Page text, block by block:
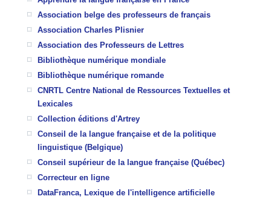
Association belge des professeurs de français
Association Charles Plisnier
Association des Professeurs de Lettres
Bibliothèque numérique mondiale
Bibliothèque numérique romande
CNRTL Centre National de Ressources Textuelles et
Lexicales
Collection éditions d'Artrey
Conseil de la langue française et de la politique
linguistique(Belgique)
Conseil supérieur de la langue française (Québec)
Correcteur en ligne
DataFranca, Lexique de l'intelligence artificielle